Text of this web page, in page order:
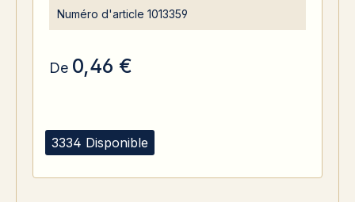
3334 Disponible
Numéro d'article 1013359
De 0,46 €